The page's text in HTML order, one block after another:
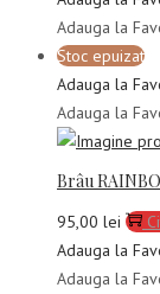
Adauga la
Stoc epuizat
Adauga la
Adauga la
Brâu
95,00 lei
Adauga la
Adauga la